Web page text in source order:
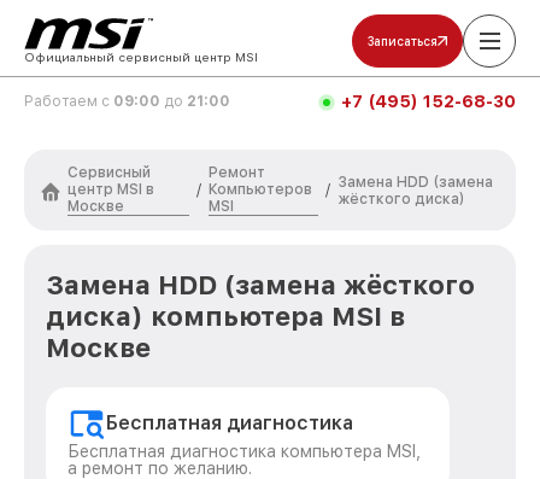
Официальный сервисный центр MSI
Записаться
Работаем с 09:00 до 21:00 +7 (495) 152-68-30
Сервисный
центр MSI в
Москве
/
Ремонт
Компьютеров
MSI
/ Замена HDD (замена
жёсткого диска)
Замена HDD (замена жёсткого
диска) компьютера MSI в
Москве
Бесплатная диагностика
Бесплатная диагностика компьютера MSI,
а ремонт по желанию.